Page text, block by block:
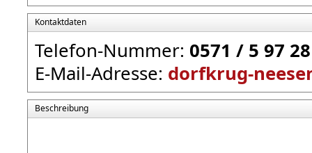
Kontaktdaten
Telefon-Nummer: 0571 / 5 97
E-Mail-Adresse: dorfkrug-
Beschreibung